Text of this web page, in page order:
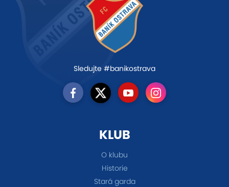
Sledujte #banikostrava
KLUB
O klubu
Historie
Stará garda